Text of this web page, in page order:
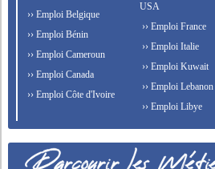
›› Emploi Belgique
›› Emploi Bénin
›› Emploi Cameroun
›› Emploi Canada
›› Emploi Côte d'Ivoire
USA
›› Emploi France
›› Emploi Italie
›› Emploi Kuwait
›› Emploi Lebanon
›› Emploi Libye